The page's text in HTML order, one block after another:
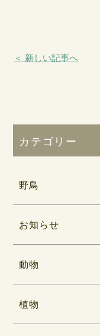
＜ 新しい記事へ
カテゴリー
野鳥
お知らせ
動物
植物